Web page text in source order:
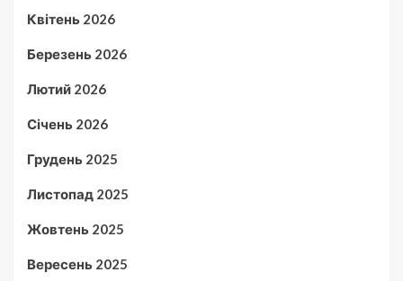
Квітень 2026
Березень 2026
Лютий 2026
Січень 2026
Грудень 2025
Листопад 2025
Жовтень 2025
Вересень 2025